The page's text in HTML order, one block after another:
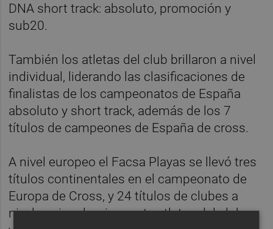
DNA short track: absoluto, promoción y
sub20.
También los atletas del club brillaron a nivel
individual, liderando las clasificaciones de
finalistas de los campeonatos de España
absoluto y short track, además de los 7
títulos de campeones de España de cross.
A nivel europeo el Facsa Playas se llevó tres
títulos continentales en el campeonato de
Europa de Cross, y 24 títulos de clubes a
nivel nacional y cincuenta atletas del club